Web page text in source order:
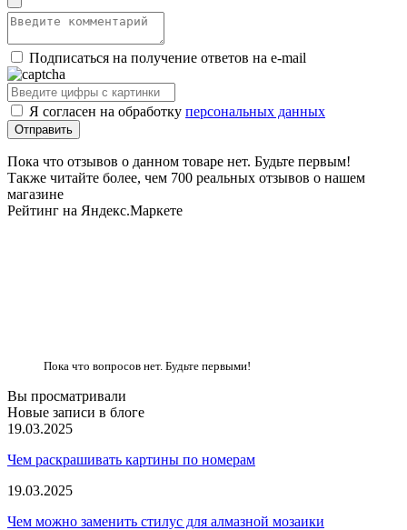
Подписаться на получение ответов на e-mail
Я согласен на обработку персональных данных
Пока что отзывов о данном товаре нет. Будьте первым!
Также читайте более, чем 700 реальных отзывов о нашем
магазине
Рейтинг на Яндекс.Маркете
Пока что вопросов нет. Будьте первыми!
Вы просматривали
Новые записи в блоге
19.03.2025
Чем раскрашивать картины по номерам
19.03.2025
Чем можно заменить стилус для алмазной мозаики